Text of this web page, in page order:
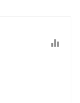
equalizer